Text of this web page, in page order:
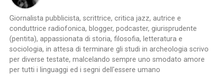
Giornalista pubblicista, scrittrice, critica jazz, autrice e
conduttrice radiofonica, blogger, podcaster, giurisprudente
(pentita), appassionata di storia, filosofia, letteratura e
sociologia, in attesa di terminare gli studi in archeologia scrivo
per diverse testate, malcelando sempre uno smodato amore
per tutti i linguaggi ed i segni dell'essere umano